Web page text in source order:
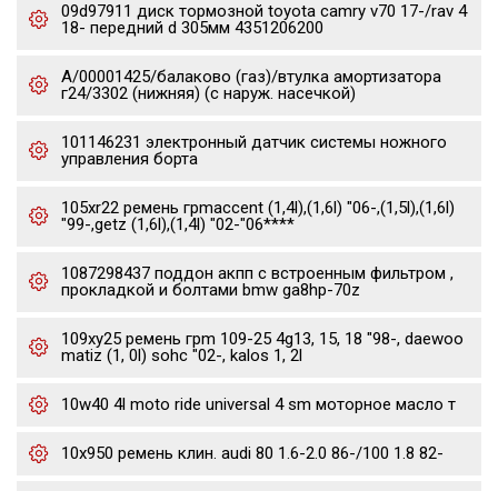
09d97911 диск тормозной toyota camry v70 17-/rav 4
18- передний d 305мм 4351206200
А/00001425/балаково (газ)/втулка амортизатора
г24/3302 (нижняя) (с наруж. насечкой)
101146231 электронный датчик системы ножного
управления борта
105xr22 ремень грmaccent (1,4l),(1,6l) "06-,(1,5l),(1,6l)
"99-,getz (1,6l),(1,4l) "02-"06****
1087298437 поддон акпп с встроенным фильтром ,
прокладкой и болтами bmw ga8hp-70z
109xy25 ремень грm 109-25 4g13, 15, 18 "98-, daewoo
matiz (1, 0l) sohc "02-, kalos 1, 2l
10w40 4l moto ride universal 4 sm моторное масло т
10x950 ремень клин. audi 80 1.6-2.0 86-/100 1.8 82-